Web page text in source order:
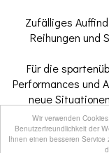
Wir verwenden
Benutzerfreundlichkeit der
Ihnen einen besseren Service
Zufälliges
Reihungen und
Für die
Performances und
neue
Begegnung,